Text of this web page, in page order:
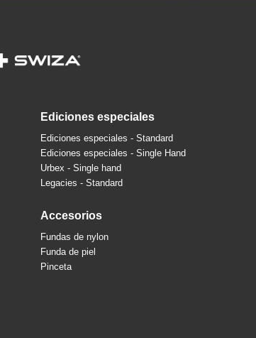
ediciones especiales
Ediciones especiales - Standard
Ediciones especiales - Single Hand
Urbex - Single hand
Legacies - Standard
accesorios
Fundas de nylon
Funda de piel
Pinceta